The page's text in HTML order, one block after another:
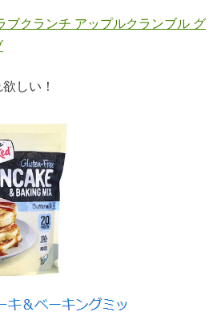
ブクランチ アップルクランブル グ
しい！